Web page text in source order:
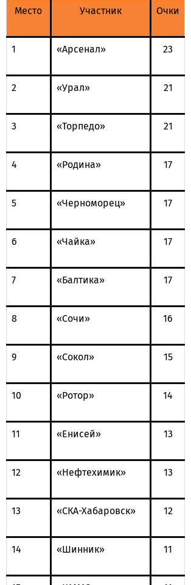
Место Участник Очки
1 «Арсенал» 23
2 «Урал» 21
3 «Торпедо» 21
4 «Родина» 17
5 «Черноморец» 17
6 «Чайка» 17
7 «Балтика» 17
8 «Сочи» 16
9 «Сокол» 15
10 «Ротор» 14
11 «Енисей» 13
12 «Нефтехимик» 13
13 «СКА-Хабаровск» 12
14 «Шинник» 11